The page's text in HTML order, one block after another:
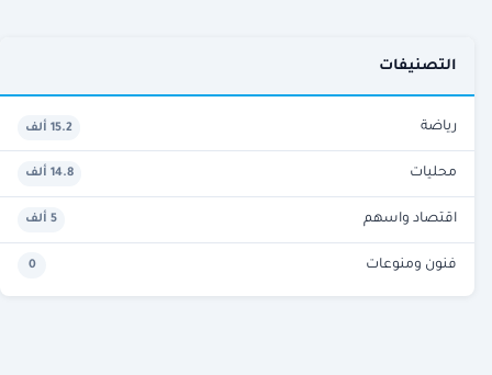
التصنيفات
رياضة 15.2 ألف
محليات 14.8 ألف
اقتصاد واسهم 5 ألف
فنون ومنوعات 0